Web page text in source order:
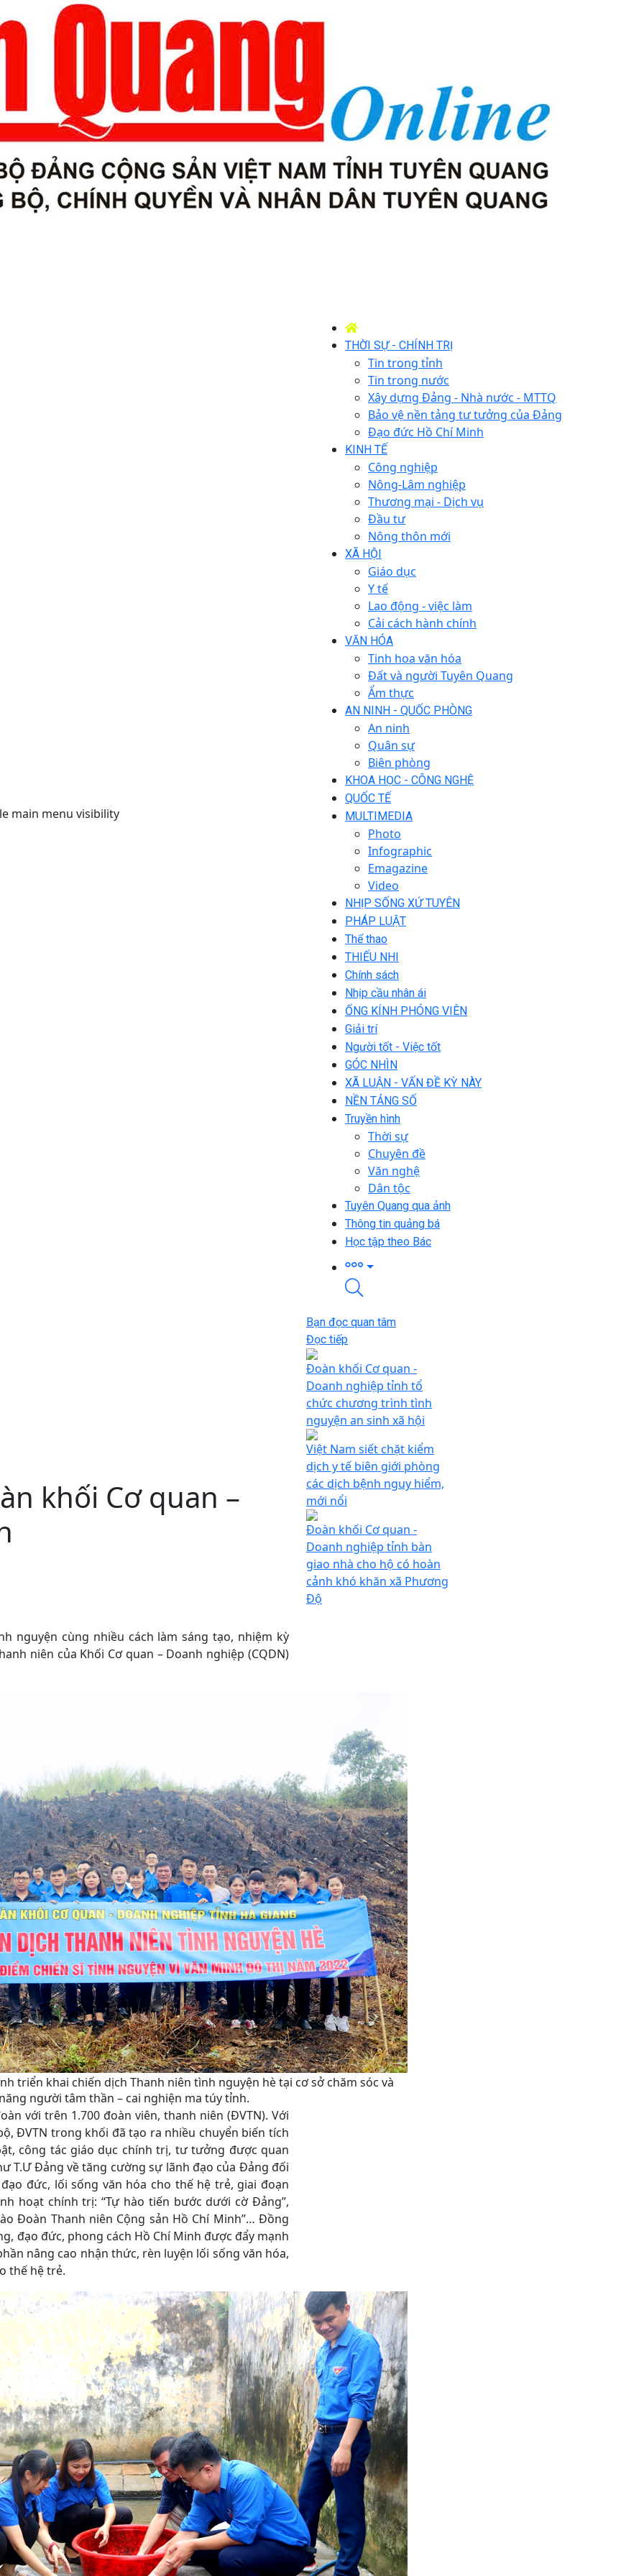
main menu visibility
THỜI SỰ - CHÍNH TRỊ
Tin trong tỉnh
Tin trong nước
Xây dựng Đảng - Nhà nước - MTTQ
Bảo vệ nền tảng tư tưởng của Đảng
Đạo đức Hồ Chí Minh
KINH TẾ
Công nghiệp
Nông-Lâm nghiệp
Thương mại - Dịch vụ
Đầu tư
Nông thôn mới
XÃ HỘI
Giáo dục
Y tế
Lao động - việc làm
Cải cách hành chính
VĂN HÓA
Tinh hoa văn hóa
Đất và người Tuyên Quang
Ẩm thực
AN NINH - QUỐC PHÒNG
An ninh
Quân sự
Biên phòng
KHOA HỌC - CÔNG NGHỆ
QUỐC TẾ
MULTIMEDIA
Photo
Infographic
Emagazine
Video
NHỊP SỐNG XỨ TUYÊN
PHÁP LUẬT
Thể thao
THIẾU NHI
Chính sách
Nhịp cầu nhân ái
ỐNG KÍNH PHÓNG VIÊN
Giải trí
Người tốt - Việc tốt
GÓC NHÌN
XÃ LUẬN - VẤN ĐỀ KỲ NÀY
NỀN TẢNG SỐ
Truyền hình
Thời sự
Chuyên đề
Văn nghệ
Dân tộc
Tuyên Quang qua ảnh
Thông tin quảng bá
Học tập theo Bác
khối Cơ quan –
nguyện cùng nhiều cách làm sáng tạo, nhiệm kỳ
niên của Khối Cơ quan – Doanh nghiệp (CQDN)
triển khai chiến dịch Thanh niên tình nguyện hè tại cơ sở chăm sóc và
người tâm thần – cai nghiện ma túy tỉnh.
với trên 1.700 đoàn viên, thanh niên (ĐVTN). Với
ĐVTN trong khối đã tạo ra nhiều chuyển biến tích
công tác giáo dục chính trị, tư tưởng được quan
T.Ư Đảng về tăng cường sự lãnh đạo của Đảng đối
đức, lối sống văn hóa cho thế hệ trẻ, giai đoạn
hoạt chính trị: “Tự hào tiến bước dưới cờ Đảng”,
Đoàn Thanh niên Cộng sản Hồ Chí Minh”… Đồng
đạo đức, phong cách Hồ Chí Minh được đẩy mạnh
nâng cao nhận thức, rèn luyện lối sống văn hóa,
thế hệ trẻ.
Bạn đọc quan tâm
Đọc tiếp
Đoàn khối Cơ quan -
Doanh nghiệp tỉnh tổ
chức chương trình tình
nguyện an sinh xã hội
Việt Nam siết chặt kiểm
dịch y tế biên giới phòng
các dịch bệnh nguy hiểm,
mới nổi
Đoàn khối Cơ quan -
Doanh nghiệp tỉnh bàn
giao nhà cho hộ có hoàn
cảnh khó khăn xã Phương
Độ